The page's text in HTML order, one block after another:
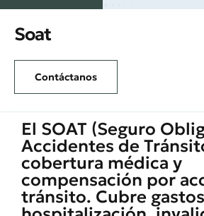
Soat
Contáctanos
El SOAT (Seguro
Accidentes de
cobertura médica y
compensación por
tránsito. Cubre